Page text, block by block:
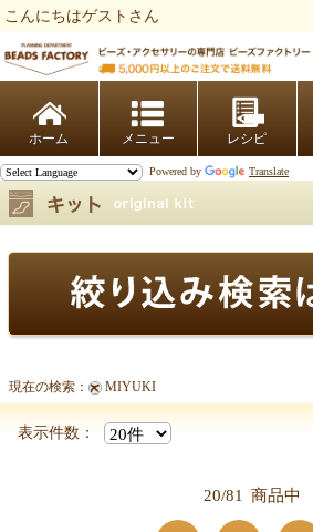
こんにちはゲストさん
ホーム レシピ
Powered by Translate
現在の検索： MIYUKI
表示件数：
20/81 商品中